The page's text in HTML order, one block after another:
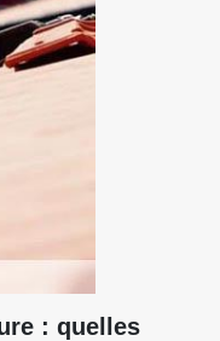
: quelles